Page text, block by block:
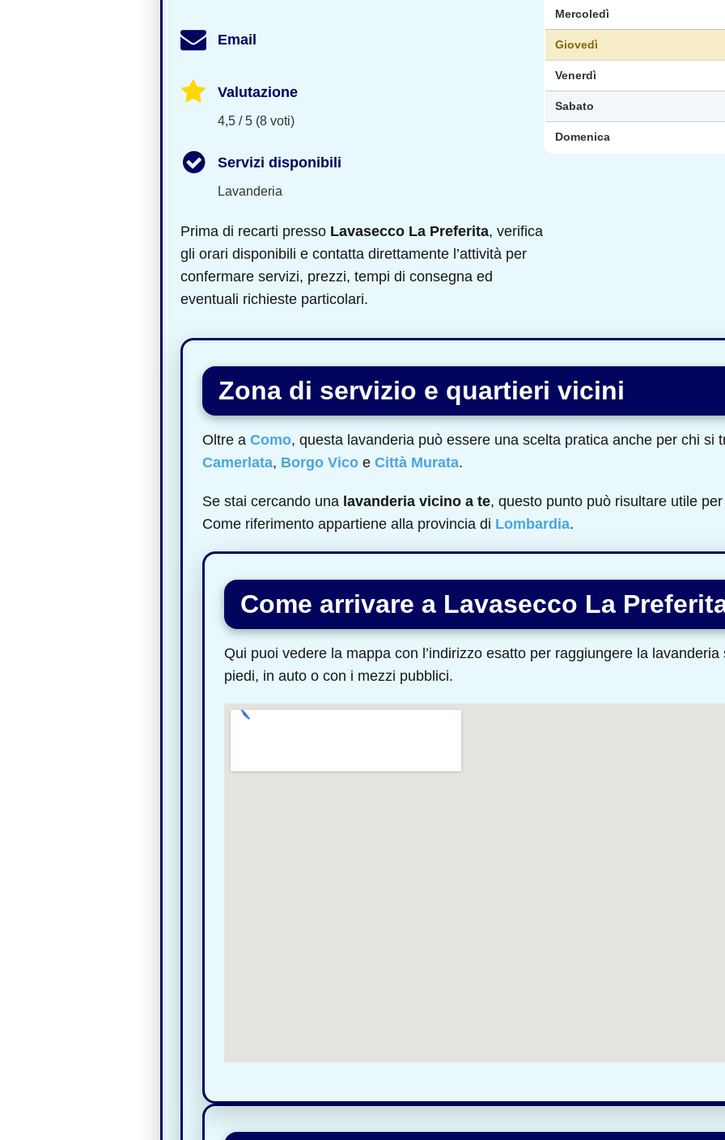
Email
Valutazione
4,5 / 5 (8 voti)
Servizi disponibili
Lavanderia
Prima di recarti presso Lavasecco La Preferita, verifica
gli orari disponibili e contatta direttamente l’attività per
confermare servizi, prezzi, tempi di consegna ed
eventuali richieste particolari.
Mercoledì
Giovedì
Venerdì
Sabato
Domenica
Zona di servizio e quartieri vicini
Oltre a Como, questa lavanderia può essere una scelta pratica anche per chi si
Camerlata, Borgo Vico e Città Murata.
Se stai cercando una lavanderia vicino a te, questo punto può risultare utile
Come riferimento appartiene alla provincia di Lombardia.
Come arrivare a Lavasecco La
Qui puoi vedere la mappa con l’indirizzo esatto per raggiungere la
piedi, in auto o con i mezzi pubblici.